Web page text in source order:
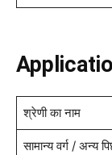
श्रेणी का नाम
सामान्य वर्ग / अन्य